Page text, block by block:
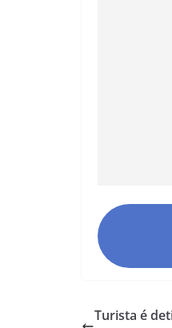
Turista é